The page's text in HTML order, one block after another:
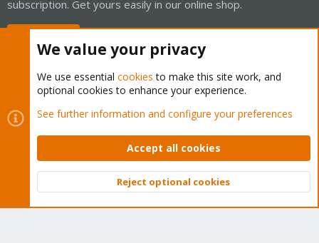
subscription. Get yours easily in our online shop.
Cookies
Proxmox Support Forum - Light Mode
Contact us
Terms and rules Privacy policy Help Home
Community platform by XenForo © 2010-2026 XenForo Ltd.
Top
We value your privacy
We use essential cookies to make this site work, and
optional cookies to enhance your experience.
See further information and configure your preferences
Accept all cookies
Reject optional cookies